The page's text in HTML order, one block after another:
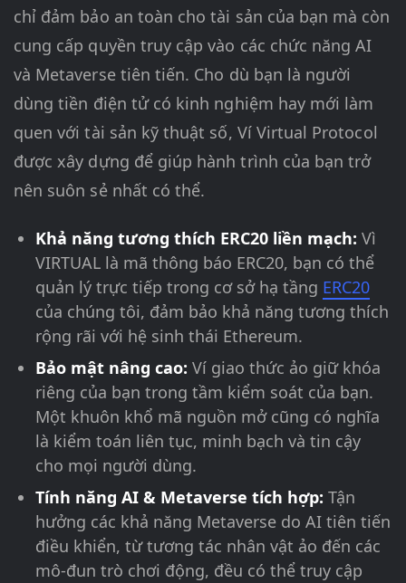
chỉ đảm bảo an toàn cho tài sản của bạn mà còn
cung cấp quyền truy cập vào các chức năng AI
và Metaverse tiên tiến. Cho dù bạn là người
dùng tiền điện tử có kinh nghiệm hay mới làm
quen với tài sản kỹ thuật số, Ví Virtual Protocol
được xây dựng để giúp hành trình của bạn trở
nên suôn sẻ nhất có thể.
Khả năng tương thích ERC20 liền mạch: Vì
VIRTUAL là mã thông báo ERC20, bạn có thể
quản lý trực tiếp trong cơ sở hạ tầng ERC20
của chúng tôi, đảm bảo khả năng tương thích
rộng rãi với hệ sinh thái Ethereum.
Bảo mật nâng cao: Ví giao thức ảo giữ khóa
riêng của bạn trong tầm kiểm soát của bạn.
Một khuôn khổ mã nguồn mở cũng có nghĩa
là kiểm toán liên tục, minh bạch và tin cậy
cho mọi người dùng.
Tính năng AI & Metaverse tích hợp: Tận
hưởng các khả năng Metaverse do AI tiên tiến
điều khiển, từ tương tác nhân vật ảo đến các
mô-đun trò chơi động, đều có thể truy cập